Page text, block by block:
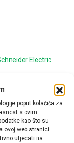
poput kolačića za
s ovim
kao što su
ovoj web stranici.
utjecati na
(AC-3), 1M
Electric